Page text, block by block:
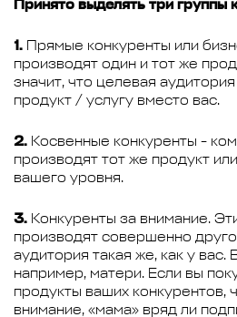
Принято выделять три группы
1. Прямые конкуренты или
производят один и тот же
значит, что целевая
продукт / услугу вместо вас.
2. Косвенные конкуренты -
производят тот же продукт
вашего уровня.
3. Конкуренты за внимание.
производят совершенно
аудитория такая же, как у
например, матери. Если вы
продукты ваших конкурентов,
внимание, «мама» вряд ли